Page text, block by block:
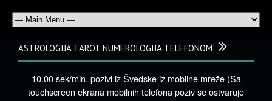
ASTROLOGIJA TAROT NUMEROLOGIJA TELEFONOM
10.00 sek/min, pozivi iz Švedske iz mobilne mreže (Sa
touchscreen ekrana mobilnih telefona poziv se ostvaruje